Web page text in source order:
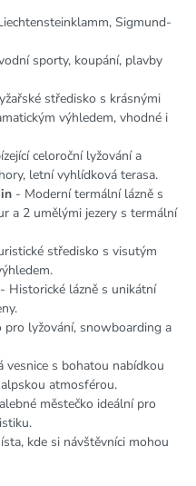
Sigmund-
sporty, koupání, plavby
středisko s krásnými
výhledem, vhodné i
celoroční lyžování a
letní vyhlídková terasa.
- Moderní termální lázně s
a 2 umělými jezery s termální
středisko s visutým
- Historické lázně s unikátní
lyžování, snowboarding a
vesnice s bohatou nabídkou
atmosférou.
městečko ideální pro
kde si návštěvníci mohou